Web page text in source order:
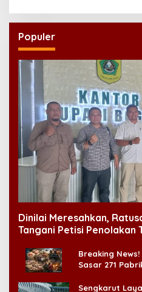
Populer
Dinilai Meresahkan,
Tangani Petisi Penolakan
Breaking
Sasar 271
Sengkarut